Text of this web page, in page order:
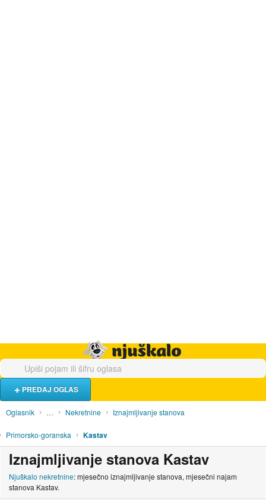
PREDAJ OGLAS
Oglasnik … Nekretnine Iznajmljivanje stanova
Primorsko-goranska Kastav
Iznajmljivanje stanova Kastav
Njuškalo nekretnine: mjesečno iznajmljivanje stanova, mjesečni najam
stanova Kastav.